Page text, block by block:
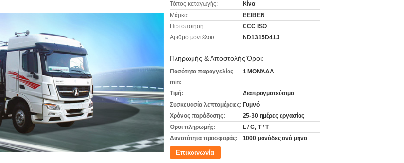
Τόπος καταγωγής:
Κίνα
Μάρκα:
BEIBEN
Πιστοποίηση:
CCC ISO
Αριθμό μοντέλου:
ND1315D41J
Πληρωμής & Αποστολής Όροι:
Ποσότητα παραγγελίας
min:
1 ΜΟΝΆΔΑ
Τιμή:
Διαπραγματεύσιμα
Συσκευασία λεπτομέρειες: Γυμνό
Χρόνος παράδοσης:
25-30 ημέρες εργασίας
Όροι πληρωμής:
L / C, T / T
Δυνατότητα προσφοράς:
1000 μονάδες ανά μήνα
Επικοινωνία